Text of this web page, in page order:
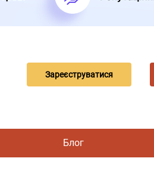
Зареєструватися
Блог